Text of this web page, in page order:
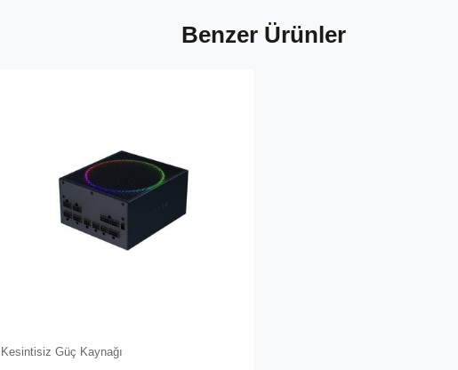
Benzer Ürünler
Kesintisiz Güç Kaynağı